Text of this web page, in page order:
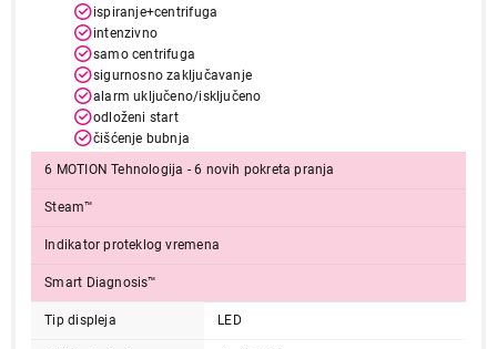
ispiranje+centrifuga
intenzivno
samo centrifuga
sigurnosno zaključavanje
alarm uključeno/isključeno
odloženi start
čišćenje bubnja
6 MOTION Tehnologija - 6 novih pokreta pranja
Steam™
Indikator proteklog vremena
Smart Diagnosis™
Tip displeja LED
Nastavi kupovinu
Završi kupovinu